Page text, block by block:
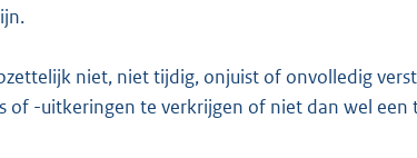
niet, niet tijdig, onjuist of onvolledig
of -uitkeringen te verkrijgen of niet dan wel een